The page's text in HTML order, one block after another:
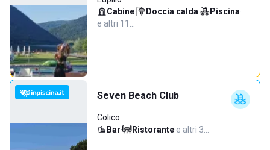
Cabine· Doccia calda· Piscina·
e altri 11…
Seven Beach Club
Colico
Bar· Ristorante·e altri 3…